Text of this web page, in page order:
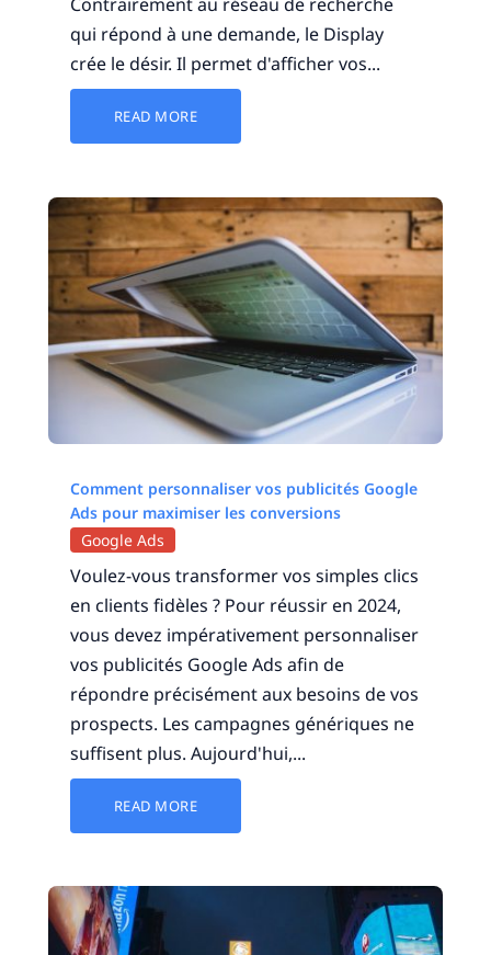
qui répond à une demande, le Display
crée le désir. Il permet d'afficher vos...
READ MORE
Comment personnaliser vos publicités Google
Ads pour maximiser les conversions
Google Ads
Voulez-vous transformer vos simples clics
en clients fidèles ? Pour réussir en 2024,
vous devez impérativement personnaliser
vos publicités Google Ads afin de
répondre précisément aux besoins de vos
prospects. Les campagnes génériques ne
suffisent plus. Aujourd'hui,...
READ MORE